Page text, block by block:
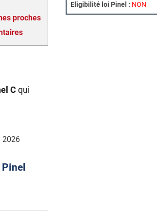
proches
C qui
2026
Eligibilité loi Pinel : NON